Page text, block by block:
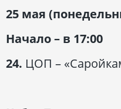
25 мая
Начало – в 17:00
24. ЦОП –